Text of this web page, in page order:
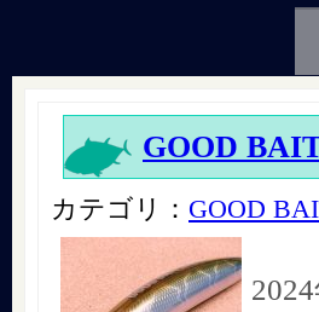
GOOD
カテゴリ： GOOD